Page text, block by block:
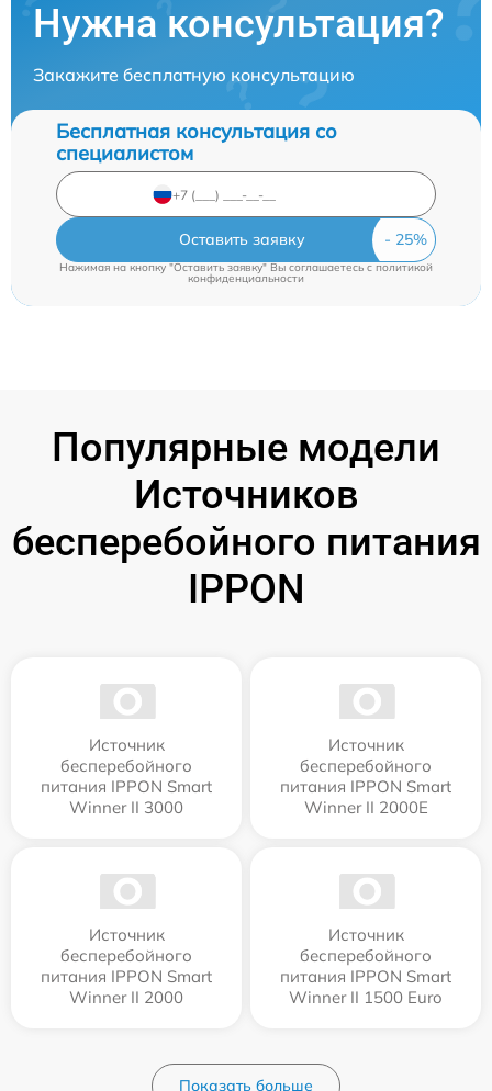
Нужна консультация?
Закажите бесплатную консультацию
Бесплатная консультация со
специалистом
Оставить заявку
Нажимая на кнопку "Оставить заявку" Вы соглашаетесь cполитикой
конфиденциальности
Популярные модели
Источников
бесперебойного питания
IPPON
Источник
бесперебойного
питания IPPON Smart
Winner II 3000
Источник
бесперебойного
питания IPPON Smart
Winner II 2000E
Источник
бесперебойного
питания IPPON Smart
Winner II 2000
Источник
бесперебойного
питания IPPON Smart
Winner II 1500 Euro
Показать больше